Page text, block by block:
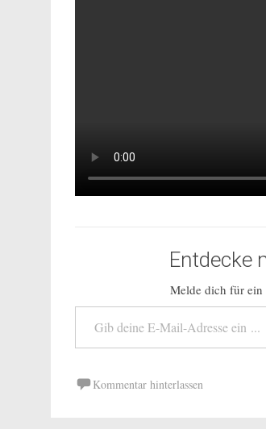
Entdecke
Melde dich für ein
Gib deine E-Mail-Adresse ein ...
Kommentar hinterlassen